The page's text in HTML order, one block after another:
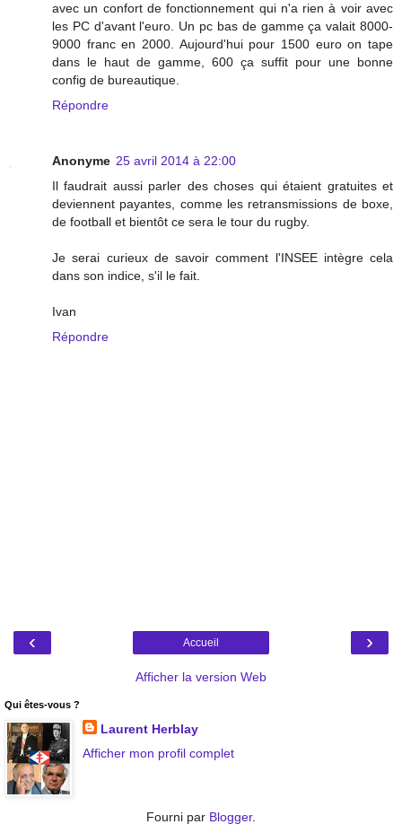
avec un confort de fonctionnement qui n'a rien à voir avec
les PC d'avant l'euro. Un pc bas de gamme ça valait 8000-
9000 franc en 2000. Aujourd'hui pour 1500 euro on tape
dans le haut de gamme, 600 ça suffit pour une bonne
config de bureautique.
Répondre
Anonyme 25 avril 2014 à 22:00
Il faudrait aussi parler des choses qui étaient gratuites et
deviennent payantes, comme les retransmissions de boxe,
de football et bientôt ce sera le tour du rugby.
Je serai curieux de savoir comment l'INSEE intègre cela
dans son indice, s'il le fait.
Ivan
Répondre
‹ ›
Accueil
Afficher la version Web
Qui êtes-vous ?
Laurent Herblay
Afficher mon profil complet
Fourni par Blogger.